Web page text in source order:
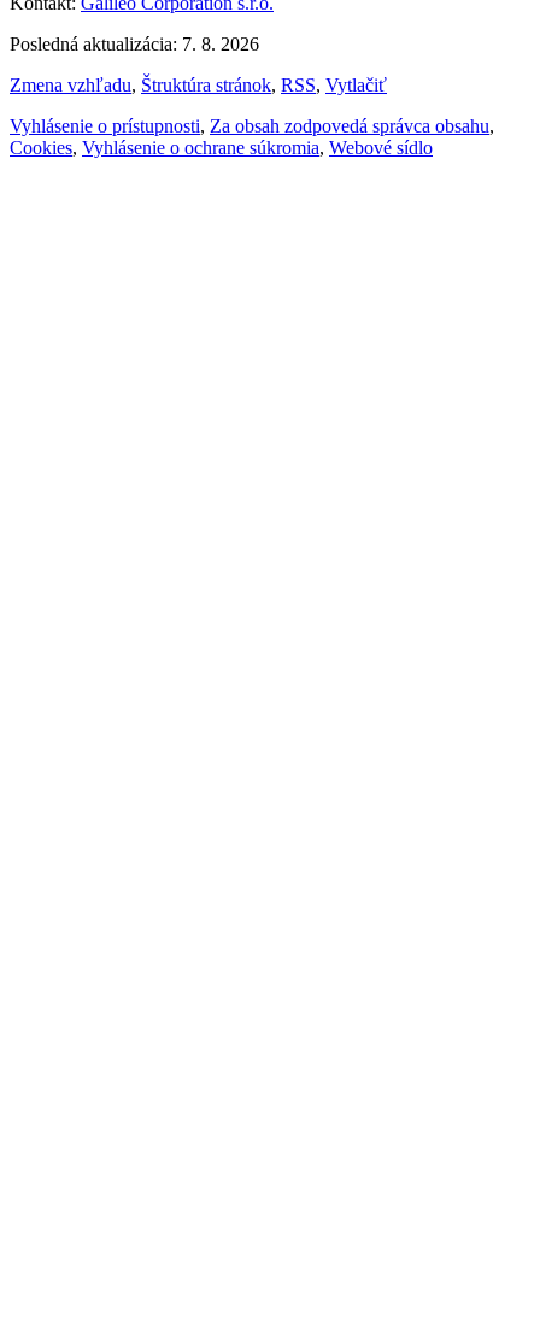
Posledná aktualizácia: 7. 8. 2026
Zmena vzhľadu, Štruktúra stránok, RSS, Vytlačiť
Vyhlásenie o prístupnosti, Za obsah zodpovedá správca obsahu,
Cookies, Vyhlásenie o ochrane súkromia, Webové sídlo